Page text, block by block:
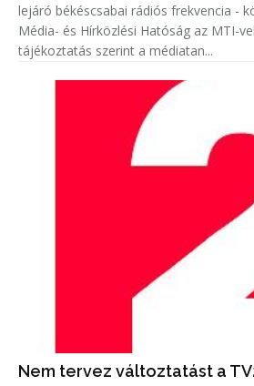
lejáró békéscsabai rádiós frekvencia -
Média- és Hírközlési Hatóság az MTI-
tájékoztatás szerint a médiatan...
Nem tervez változtatást a